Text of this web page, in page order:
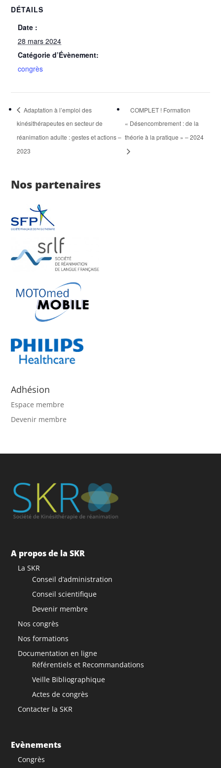
DÉTAILS
Date :
28 mars 2024
Catégorie d’Évènement:
congrès
Adaptation à l’emploi des
kinésithérapeutes en secteur de
réanimation adulte : gestes et actions –
2023
COMPLET ! Formation
« Désencombrement : de la
théorie à la pratique » – 2024
Nos partenaires
Adhésion
Espace membre
Devenir membre
A propos de la SKR
La SKR
Conseil d’administration
Conseil scientifique
Devenir membre
Nos congrès
Nos formations
Documentation en ligne
Référentiels et Recommandations
Veille Bibliographique
Actes de congrès
Contacter la SKR
Evènements
Congrès